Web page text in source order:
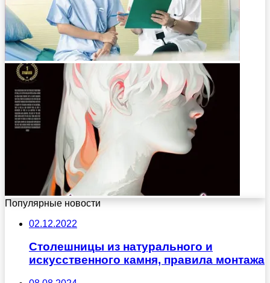
Популярные новости
02.12.2022
Столешницы из натурального и
искусственного камня, правила монтажа